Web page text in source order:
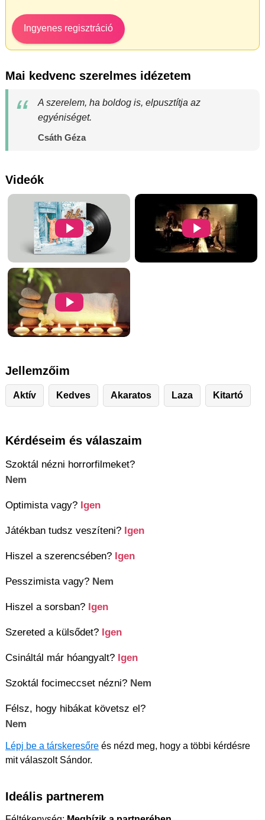
Ingyenes regisztráció
Mai kedvenc szerelmes idézetem
A szerelem, ha boldog is, elpusztítja az
egyéniséget.
Csáth Géza
Videók
Jellemzőim
Aktív Kedves Akaratos Laza Kitartó
Kérdéseim és válaszaim
Szoktál nézni horrorfilmeket?
Nem
Optimista vagy? Igen
Játékban tudsz veszíteni? Igen
Hiszel a szerencsében? Igen
Pesszimista vagy? Nem
Hiszel a sorsban? Igen
Szereted a külsődet? Igen
Csináltál már hóangyalt? Igen
Szoktál focimeccset nézni? Nem
Félsz, hogy hibákat követsz el?
Nem
Lépj be a társkeresőre és nézd meg, hogy a többi kérdésre
mit válaszolt Sándor.
Ideális partnerem